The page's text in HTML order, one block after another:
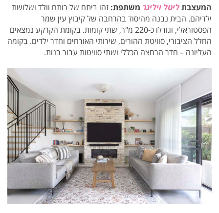
המעצבתליטל ויליגר משתפת: זהו ביתם של רותם וולד ושלושת
ילדיהם. הבית נבנה מהיסוד בהרחבה של קיבוץ עין שמר
הפסטוראלי, וגודלו כ-220 מ"ר, שתי קומות.
בקומת הקרקע נמצאים
החלל הציבורי, סוויטת ההורים, שירותי האורחים וחדר ילדים. בקומה
העליונה – חדר הרחצה הכללי ושתי סוויטות עבור בנות.